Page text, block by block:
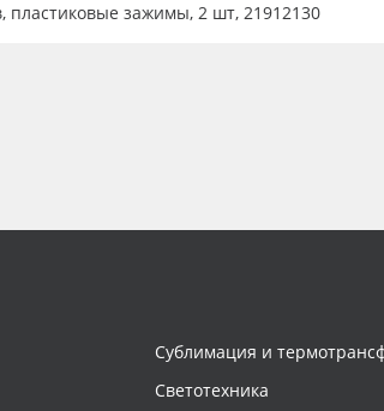
пластиковые зажимы, 2 шт, 21912130
Сублимация и
Светотехника